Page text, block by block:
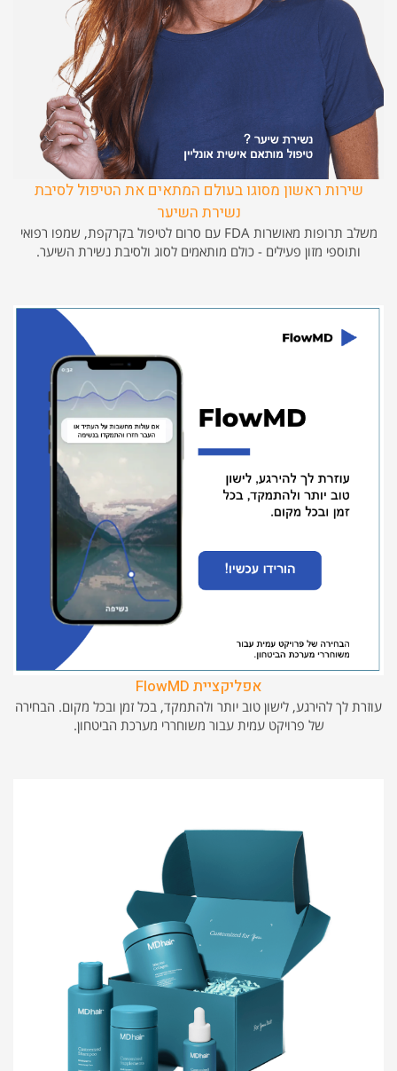
שירות ראשון מסוגו בעולם המתאים את הטיפול לסיבת
נשירת השיער
משלב תרופות מאושרות FDA עם סרום לטיפול בקרקפת, שמפו רפואי
ותוספי מזון פעילים - כולם מותאמים לסוג ולסיבת נשירת השיער.
אפליקציית FlowMD
עוזרת לך להירגע, לישון טוב יותר ולהתמקד, בכל זמן ובכל מקום. הבחירה
של פרויקט עמית עבור משוחררי מערכת הביטחון.